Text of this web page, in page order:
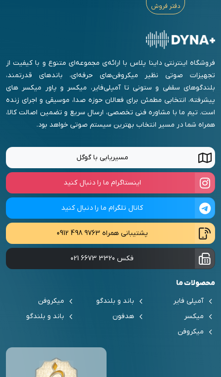
دفتر فروش
فروشگاه اینترنتی داینا پلاس با ارائه‌ی مجموعه‌ای متنوع و با کیفیت از
تجهیزات صوتی نظیر میکروفن‌های حرفه‌ای، باندهای قدرتمند،
بلندگوهای سقفی و ستونی تا آمپلی‌فایر، میکسر و پاور میکسر های
پیشرفته، انتخابی مطمئن برای فعالان حوزه صدا، موسیقی و اجرای زنده
است. تیم ما با مشاوره فنی تخصصی، ارسال سریع و تضمین اصالت کالا،
همراه شما در مسیر انتخاب بهترین سیستم صوتی خواهد بود.
مسیریابی با گوگل
اینستاگرام ما را دنبال کنید
کانال تلگرام ما را دنبال کنید
پشتیبانی همراه0912 498 9763
فکس 021 6673 3320
محصولات ما
آمپلی فایر
باند و بلندگو
میکروفن
میکسر
هدفون
باند و بلندگو
میکروفن